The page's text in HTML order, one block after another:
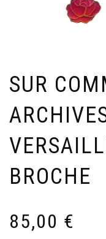
SUR
BROCHE
85,00 €